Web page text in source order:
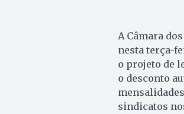
A Câmara
nesta terça-
o projeto de
o desconto
sindicatos